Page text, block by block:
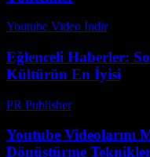
Youtube Video İndir-
Eğlenceli Haberler:
Kültürün En İyisi
PR Publisher-
Youtube Videolarını
Dönüştürme